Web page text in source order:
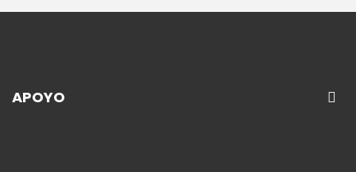
APOYO